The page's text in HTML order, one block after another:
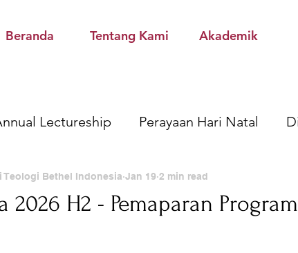
Beranda Tentang Kami Akademik
Lectureship Perayaan Hari Natal
Kuliah Umum Kegiatan Akademik STTBI
2026 H2 - Pemaparan
Teologi Bethel Indonesia Jan 19 2 min read